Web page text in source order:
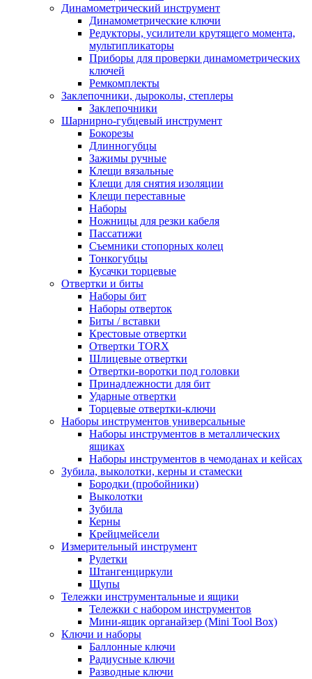
Динамометрический инструмент
Динамометрические ключи
Редукторы, усилители крутящего момента,
мультипликаторы
Приборы для проверки динамометрических
ключей
Ремкомплекты
Заклепочники, дыроколы, степлеры
Заклепочники
Шарнирно-губцевый инструмент
Бокорезы
Длинногубцы
Зажимы ручные
Клещи вязальные
Клещи для снятия изоляции
Клещи переставные
Наборы
Ножницы для резки кабеля
Пассатижи
Съемники стопорных колец
Тонкогубцы
Кусачки торцевые
Отвертки и биты
Наборы бит
Наборы отверток
Биты / вставки
Крестовые отвертки
Отвертки TORX
Шлицевые отвертки
Отвертки-воротки под головки
Принадлежности для бит
Ударные отвертки
Торцевые отвертки-ключи
Наборы инструментов универсальные
Наборы инструментов в металлических
ящиках
Наборы инструментов в чемоданах и кейсах
Зубила, выколотки, керны и стамески
Бородки (пробойники)
Выколотки
Зубила
Керны
Крейцмейсели
Измерительный инструмент
Рулетки
Штангенциркули
Щупы
Тележки инструментальные и ящики
Тележки с набором инструментов
Мини-ящик органайзер (Mini Tool Box)
Ключи и наборы
Баллонные ключи
Радиусные ключи
Разводные ключи